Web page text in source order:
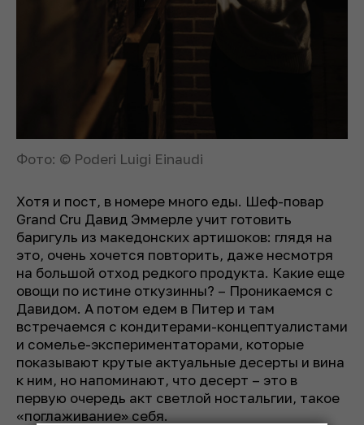
Фото: © Poderi Luigi Einaudi
Хотя и пост, в номере много еды. Шеф-повар
Grand Cru Давид Эммерле учит готовить
баригуль из македонских артишоков: глядя на
это, очень хочется повторить, даже несмотря
на большой отход редкого продукта. Какие еще
овощи по истине откузинны? – Проникаемся с
Давидом. А потом едем в Питер и там
встречаемся с кондитерами-концептуалистами
и сомелье-экспериментаторами, которые
показывают крутые актуальные десерты и вина
к ним, но напоминают, что десерт – это в
первую очередь акт светлой ностальгии, такое
«поглаживание» себя.